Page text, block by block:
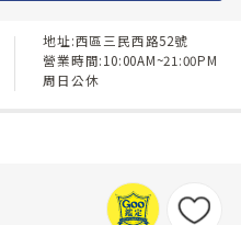
地址:西區三民西路52號
營業時間:10:00AM~21:00PM
周日公休